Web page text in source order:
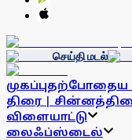
செய்தி மடல்
முகப்புதற்போதைய
திரை |
விளையாட்டு
லைஃப்ஸ்டைல்